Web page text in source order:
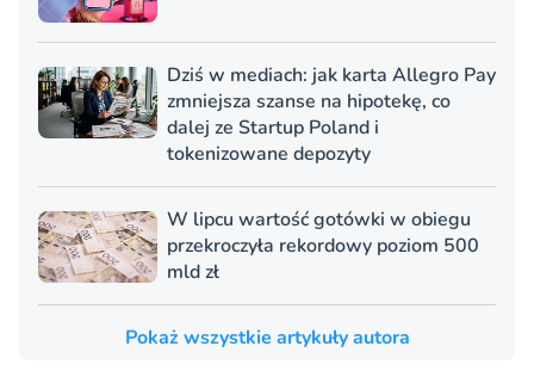
Dziś w mediach: jak karta Allegro Pay
zmniejsza szanse na hipotekę, co
dalej ze Startup Poland i
tokenizowane depozyty
W lipcu wartość gotówki w obiegu
przekroczyła rekordowy poziom 500
mld zł
Pokaż wszystkie artykuły autora